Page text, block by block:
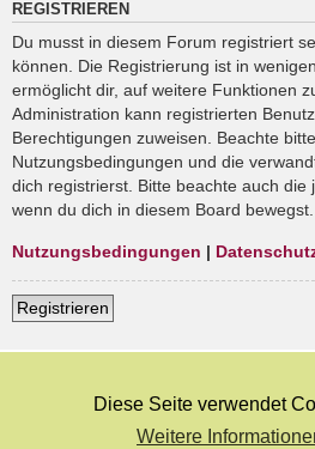
Diese Seite verwendet
Weitere
REGISTRIEREN
Du musst in diesem Forum registriert
können. Die Registrierung ist in
ermöglicht dir, auf weitere Funktionen
Administration kann registrierten
Berechtigungen zuweisen. Beachte
Nutzungsbedingungen und die
dich registrierst. Bitte beachte auch die
wenn du dich in diesem Board bewegst.
Nutzungsbedingungen |
Registrieren